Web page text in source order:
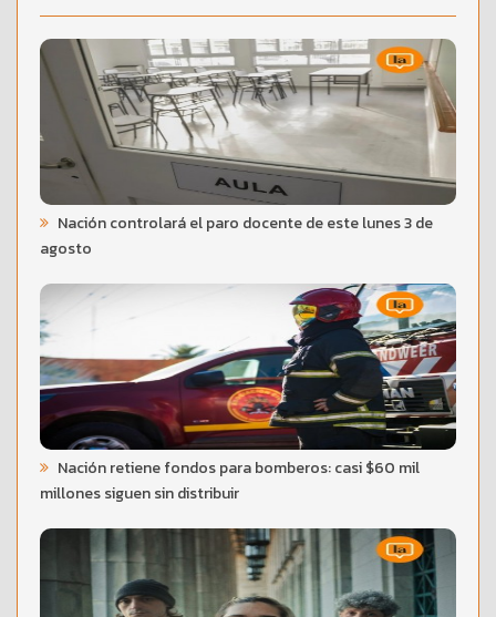
Nación controlará el paro docente de este lunes 3 de
agosto
Nación retiene fondos para bomberos: casi $60 mil
millones siguen sin distribuir